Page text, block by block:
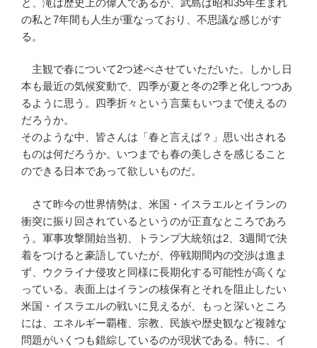
の私と7年間も人生が重なっており、不思議な感じがす
る。
主観で春について2つ述べさせていただいた。しかし日
本も最近の気候変動で、四季が夏と冬の2季と化しつつあ
るように思う。四季折々という言葉もいつまで使えるの
だろうか。
そのような中、皆さんは「春と言えば？」思い出される
ものは何だろうか。いつまでも春の美しさを感じること
のできる日本であって欲しいものだ。
さて昨今の世界情勢は、米国・イスラエルとイランの
衝突に振り回されているというのが正直なところであろ
う。軍事攻撃開始当初、トランプ大統領は2、3週間で決
着をつけると豪語していたが、停戦期間内の交渉は進ま
ず、ウクライナ侵攻と同様に長期化する可能性が高くな
っている。表面上はイランの核保有とそれを阻止したい
米国・イスラエルの戦いに見えるが、もっと深いところ
には、エネルギー覇権、宗教、民族や歴史観など複雑な
問題がいくつも錯綜しているのが現状である。特に、イ